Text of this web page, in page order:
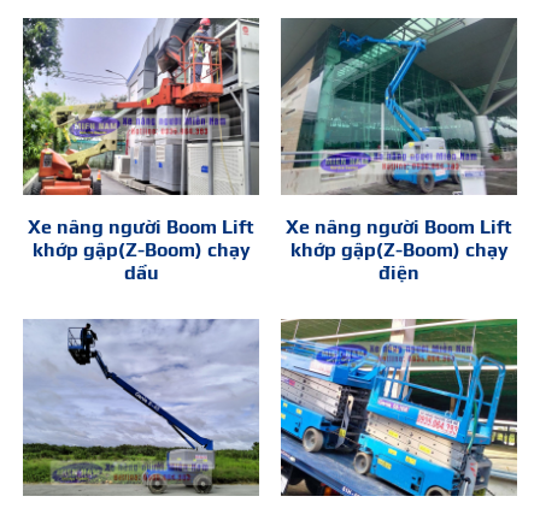
Xe nâng người Boom Lift
khớp gập(Z-Boom) chạy
dầu
Xe nâng người Boom Lift
khớp gập(Z-Boom) chạy
điện